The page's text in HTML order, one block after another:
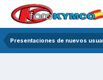
Presentaciones de nuevos